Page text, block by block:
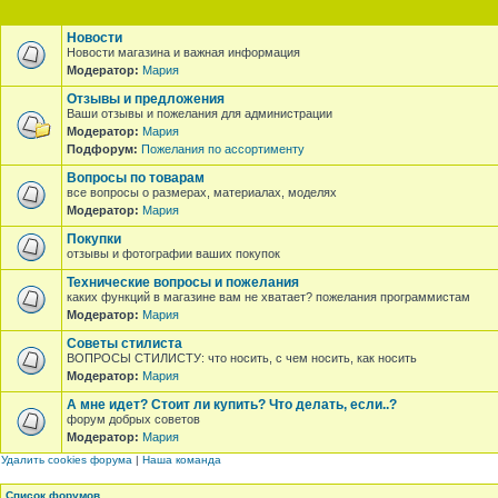
Новости
Новости магазина и важная информация
Модератор: Мария
Отзывы и предложения
Ваши отзывы и пожелания для администрации
Модератор: Мария
Подфорум: Пожелания по ассортименту
Вопросы по товарам
все вопросы о размерах, материалах, моделях
Модератор: Мария
Покупки
отзывы и фотографии ваших покупок
Технические вопросы и пожелания
каких функций в магазине вам не хватает? пожелания программистам
Модератор: Мария
Советы стилиста
ВОПРОСЫ СТИЛИСТУ: что носить, с чем носить, как носить
Модератор: Мария
А мне идет? Стоит ли купить? Что делать, если..?
форум добрых советов
Модератор: Мария
Удалить cookies форума | Наша команда
Список форумов